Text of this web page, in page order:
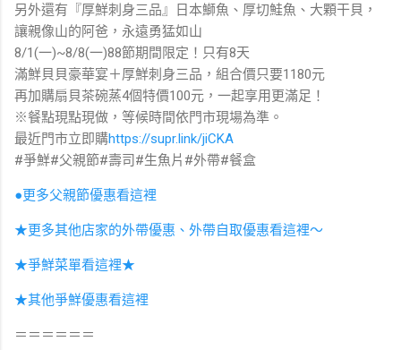
另外還有『厚鮮刺身三品』日本鰤魚、厚切鮭魚、大顆干貝，
讓親像山的阿爸，永遠勇猛如山
8/1(一)~8/8(一)88節期間限定！只有8天
滿鮮貝貝豪華宴＋厚鮮刺身三品，組合價只要1180元
再加購扇貝茶碗蒸4個特價100元，一起享用更滿足！
※餐點現點現做，等候時間依門市現場為準。
最近門市立即購https://supr.link/jiCKA
#爭鮮#父親節#壽司#生魚片#外帶#餐盒
●更多父親節優惠看這裡
★更多其他店家的外帶優惠、外帶自取優惠看這裡～
★爭鮮菜單看這裡★
★其他爭鮮優惠看這裡
＝＝＝＝＝＝